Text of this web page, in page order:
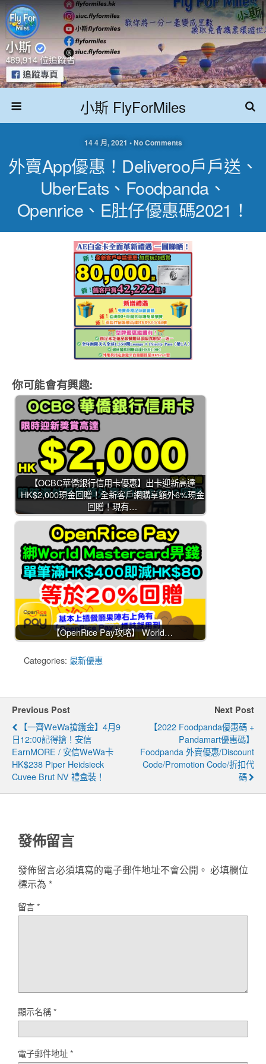
小斯 FlyForMiles
14 4 月, 2021 • No Comments
外賣app優惠！Deliveroo戶戶送、
UberEats、foodpanda、
Openrice、e肚仔優惠碼2021！
你可能會有興趣:
【OCBC華僑銀行信用卡優惠】出卡迎新高達
HK$2,000現金回贈！全新客戶網購享額外6%現金
回贈！現有…
【OpenRice Pay攻略】 World…
Categories: 最新優惠
Previous Post
【一齊WeWa搶鑊金】4月9
日12:00記得搶！安信
EarnMORE / 安信WeWa卡
HK$238 Piper Heidsieck
Cuvee Brut NV 禮盒裝！
Next Post
【2022 Foodpanda優惠碼 +
Pandamart優惠碼】
Foodpanda 外賣優惠/discount
Code/Promotion Code/折扣代
碼
發佈留言
發佈留言必須填寫的電子郵件地址不會公開。 必填欄位
標示為 *
留言*
顯示名稱*
電子郵件地址*